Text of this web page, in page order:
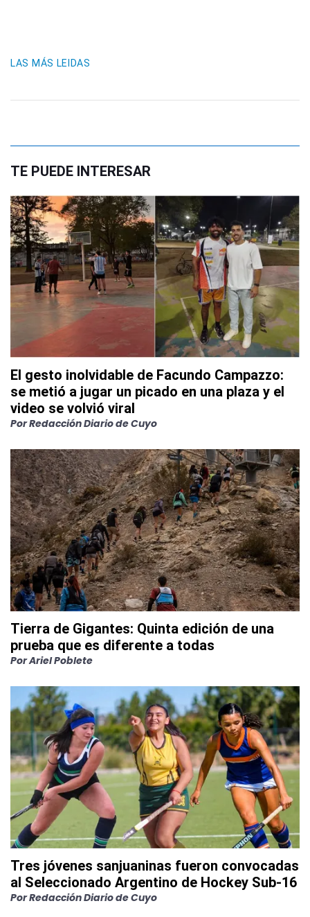
LAS MÁS LEIDAS
TE PUEDE INTERESAR
El gesto inolvidable de Facundo Campazzo:
se metió a jugar un picado en una plaza y el
video se volvió viral
PorRedacción Diario de Cuyo
Tierra de Gigantes: Quinta edición de una
prueba que es diferente a todas
PorAriel Poblete
Tres jóvenes sanjuaninas fueron convocadas
al Seleccionado Argentino de Hockey Sub-16
PorRedacción Diario de Cuyo